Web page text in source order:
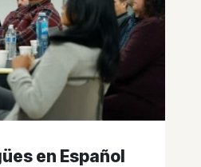
en Español